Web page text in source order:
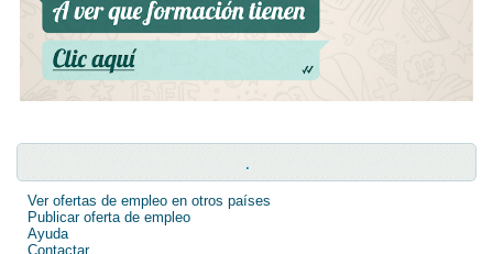
.
Ver ofertas de empleo en otros países
Publicar oferta de empleo
Ayuda
Contactar